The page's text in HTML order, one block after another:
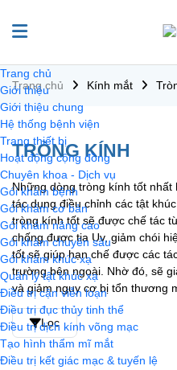
Trang chủ
Giới thiệu
Giới thiệu chung
Hệ thống bệnh viện
Trang thiết bị
Hoạt động cộng đồng
Chuyên khoa - Dịch vụ
Gói khám bệnh
Gói khám cơ bản
Gói khám nâng cao
Gói khám chuyên sâu
Gói khám khúc xạ
Quản lý tật khúc xạ
Điều trị cận viễn loạn
Điều trị đục thủy tinh thể
Điều trị dịch kính võng mạc
Tạo hình thẩm mĩ mắt
Điều trị kết giác mạc & tuyến lệ
Trang chủ Kính mắt
Thương hiệu
Essilor
Excelite
TOG
Roden Stock
Tròng ZEISS
Tính năng
Đổi màu
Chống chói
Chống ánh sáng xanh
Chống tia UV
TRÒNG KÍNH
Những dòng tròng kính tốt
tác dụng điều chỉnh các tật
tròng kính tốt sẽ được chế tác
chống được tia Uv, giảm chói
tốt sẽ giúp hạn chế được các
trường bên ngoài. Nhờ đó, sẽ
và giảm nguy cơ bị tổn thương
Lọc